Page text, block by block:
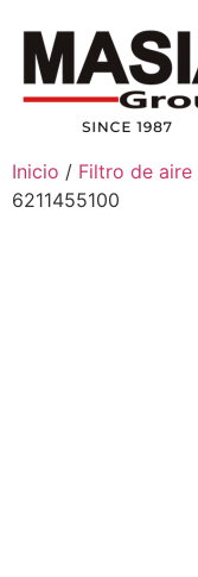
Inicio / Filtro de aire
6211455100